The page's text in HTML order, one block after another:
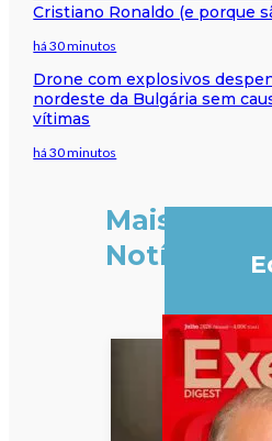
Cristiano Ronaldo (e porque
há 30 minutos
Drone com explosivos
nordeste da Bulgária sem
vítimas
há 30 minutos
Mais
Notícias